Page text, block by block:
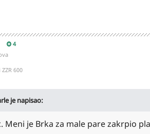
4
600
je napisao:
Meni je Brka za male pare zakrpio